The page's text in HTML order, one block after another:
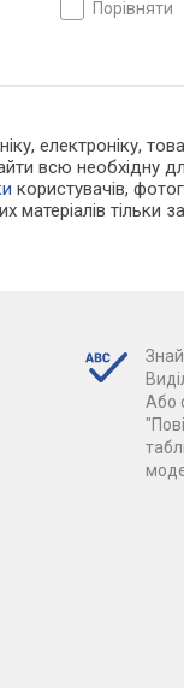
сталь, WR 30,
порівняти
електроніку,
всю необхідну
користувачів,
матеріалів тільки
Або